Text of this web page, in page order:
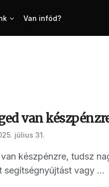
Van infód?
van
július 31.
készpénzre, tudsz
segítségnyújtást vagy ...